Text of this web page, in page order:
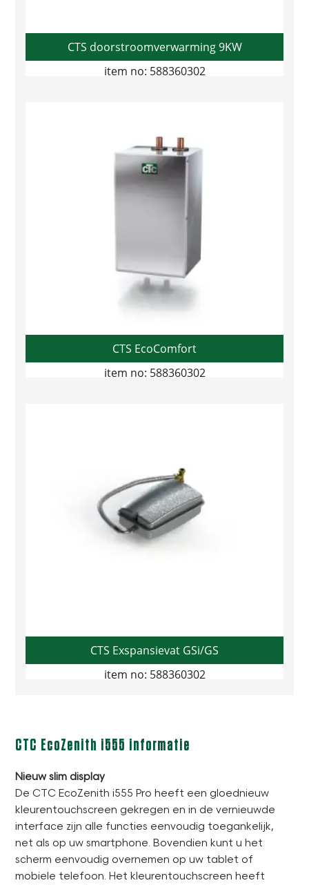
CTS doorstroomverwarming 9KW
item no: 588360302
CTS EcoComfort
item no: 588360302
CTS Exspansievat GSi/GS
item no: 588360302
CTC EcoZenith i555 informatie
Nieuw slim display
De CTC EcoZenith i555 Pro heeft een gloednieuw
kleurentouchscreen gekregen en in de vernieuwde
interface zijn alle functies eenvoudig toegankelijk,
net als op uw smartphone. Bovendien kunt u het
scherm eenvoudig overnemen op uw tablet of
mobiele telefoon. Het kleurentouchscreen heeft